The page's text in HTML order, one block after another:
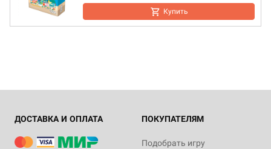
Купить
ДОСТАВКА И ОПЛАТА ПОКУПАТЕЛЯМ
Подобрать игру